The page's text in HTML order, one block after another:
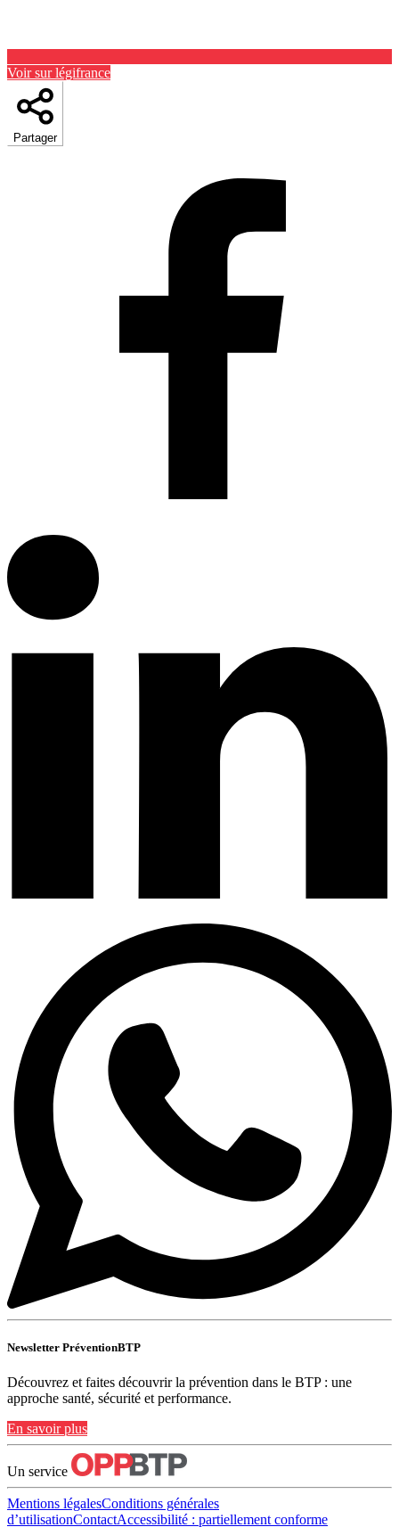
Voir sur légifrance
Partager
Newsletter PréventionBTP
Découvrez et faites découvrir la prévention dans le BTP : une
approche santé, sécurité et performance.
En savoir plus
Un service
Mentions légalesConditions générales
d’utilisationContactAccessibilité : partiellement conforme